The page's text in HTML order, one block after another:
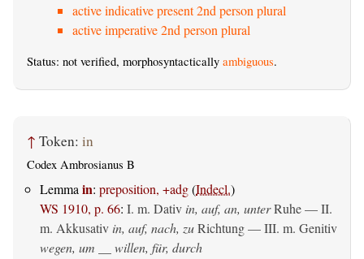
active indicative present 2nd person plural
active imperative 2nd person plural
Status: not verified, morphosyntactically ambiguous.
↑ Token: in
Codex Ambrosianus B
Lemma in: preposition, +adg(Indecl.)
WS 1910, p. 66: I. m. Dativ in, auf, an, unterRuhe — II.
m. Akkusativ in, auf, nach, zuRichtung — III. m. Genitiv
wegen, um __ willen, für, durch